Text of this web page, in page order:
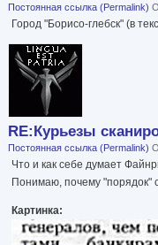
Постоянная ссылка (Permalink)
Город "Борисо-глебск" (в
RE:Курьезы
Постоянная ссылка (Permalink)
Что и как себе думает
Понимаю, почему "порядок"
Картинка: